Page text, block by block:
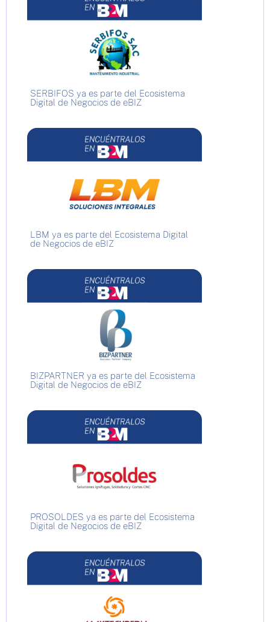
SERBIFOS ya es parte del Ecosistema
Digital de Negocios de eBIZ
LBM ya es parte del Ecosistema Digital
de Negocios de eBIZ
BIZPARTNER ya es parte del Ecosistema
Digital de Negocios de eBIZ
PROSOLDES ya es parte del Ecosistema
Digital de Negocios de eBIZ